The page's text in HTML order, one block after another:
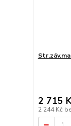
2 715
2 244 Kč